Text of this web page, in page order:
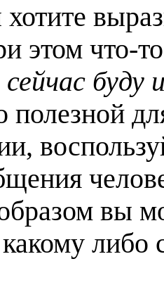
этом что-
буду
полезной
вы